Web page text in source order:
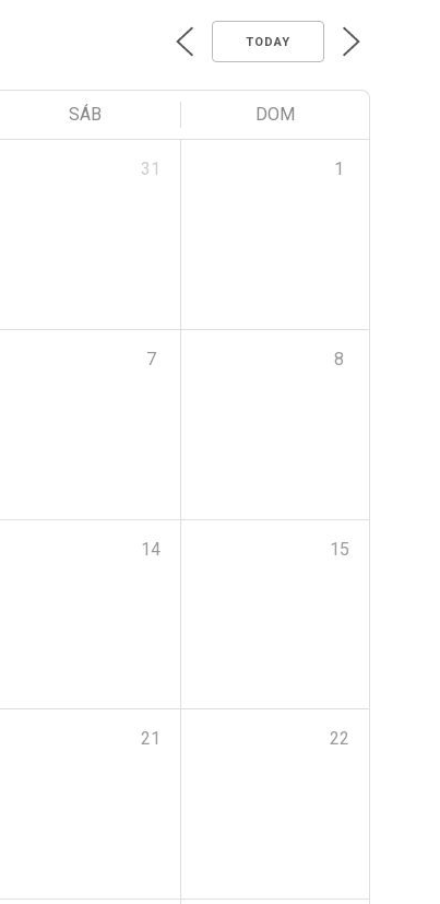
TODAY
SÁB DOM
31 1
7 8
14 15
21 22